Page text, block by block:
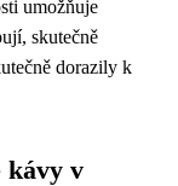
umožňuje
skutečně
dorazily k
kávy v